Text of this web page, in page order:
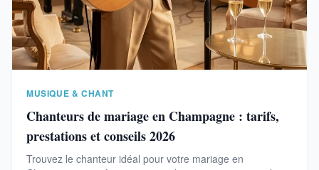
MUSIQUE & CHANT
Chanteurs de mariage en Champagne : tarifs,
prestations et conseils 2026
Trouvez le chanteur idéal pour votre mariage en